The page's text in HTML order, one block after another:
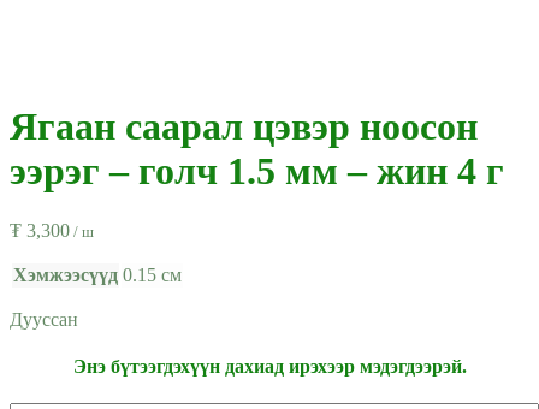
Ягаан саарал цэвэр ноосон
ээрэг – голч 1.5 мм – жин 4 г
₮ 3,300 / ш
Хэмжээсүүд 0.15 см
Дууссан
Энэ бүтээгдэхүүн дахиад ирэхээр мэдэгдээрэй.